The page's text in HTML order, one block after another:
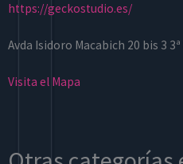
https://geckostudio.es/
Avda Isidoro Macabich 20 bis 3
Visita el Mapa